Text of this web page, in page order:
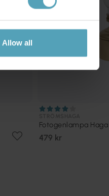
Allow all
Fotogenlampa Haga
479 kr